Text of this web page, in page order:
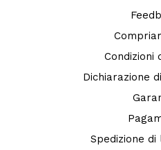
Condizioni
Dichiarazione
Spedizione